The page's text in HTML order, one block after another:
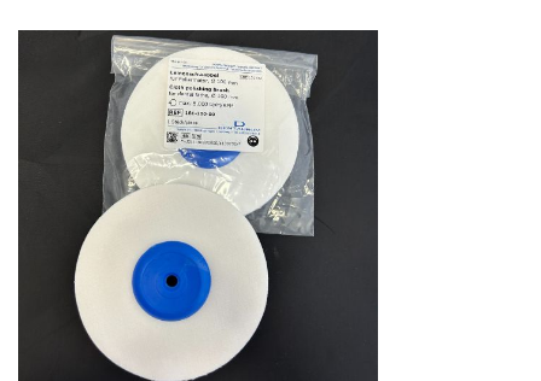
Mon Panier
Mon compte